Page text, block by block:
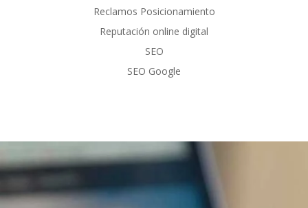
Reclamos Posicionamiento
Reputación online digital
SEO
SEO Google